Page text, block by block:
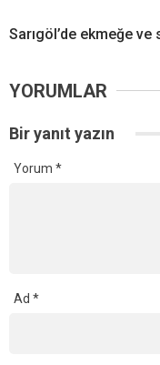
Sarıgöl’de ekmeğe
YORUMLAR
Bir yanıt yazın
Yorum *
Ad *